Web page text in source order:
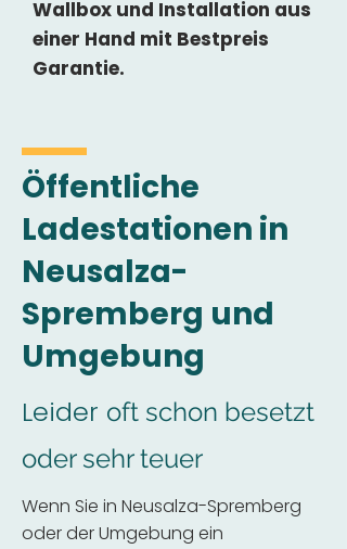
Wallbox und Installation aus
einer Hand mit Bestpreis
Garantie.
Öffentliche
Ladestationen in
Neusalza-
Spremberg und
Umgebung
Leider oft schon besetzt
oder sehr teuer
Wenn Sie in Neusalza-Spremberg
oder der Umgebung ein